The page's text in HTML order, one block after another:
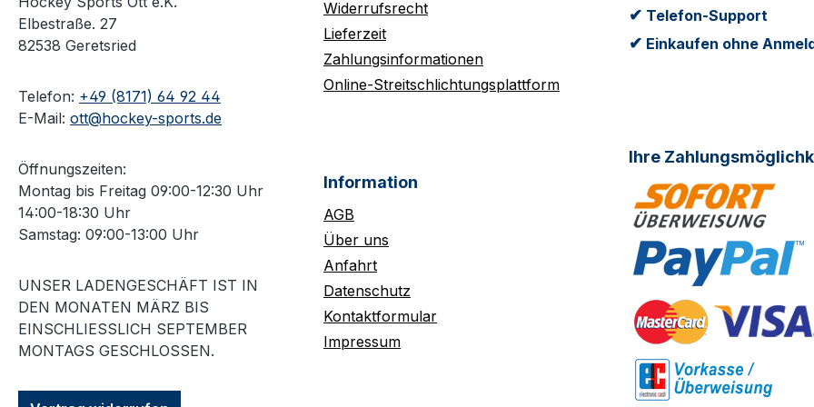
Elbestraße. 27
82538 Geretsried
Telefon: +49 (8171) 64 92 44
E-Mail: ott@hockey-sports.de
Öffnungszeiten:
Montag bis Freitag 09:00-12:30 Uhr
14:00-18:30 Uhr
Samstag: 09:00-13:00 Uhr
UNSER LADENGESCHÄFT IST IN
DEN MONATEN MÄRZ BIS
EINSCHLIESSLICH SEPTEMBER M
ONTAGS GESCHLOSSEN.
Widerrufsrecht
Lieferzeit
Zahlungsinformationen
Online-Streitschlichtungsplattform
Information
AGB
Über uns
Anfahrt
Datenschutz
Kontaktformular
Impressum
✔ Telefon-Support
✔ Einkaufen ohne
Ihre